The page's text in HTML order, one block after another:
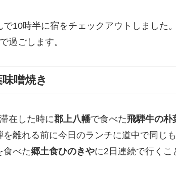
10時半に宿をチェックアウトしました
過ごします。
噌焼き
在した時に郡上八幡で食べた飛騨牛の朴
を離れる前に今日のランチに道中で同じ
食べた郷土食ひのきやに2日連続で行くこ